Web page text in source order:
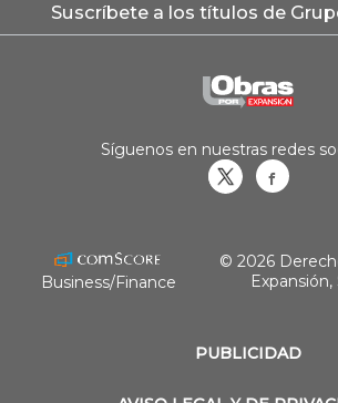
Suscríbete a los títulos de
PUBLICIDAD
Síguenos en nuestras redes
Business/Finance
© 2026
Expansión,